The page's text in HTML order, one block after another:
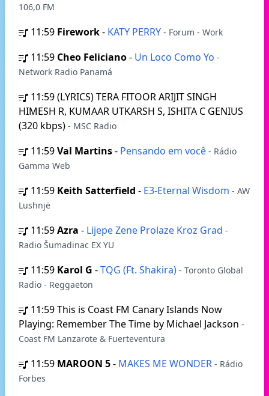
106,0 FM
11:59 Firework- KATY PERRY - Forum - Work
11:59 Cheo Feliciano- Un Loco Como Yo -
Network Radio Panamá
11:59(LYRICS) TERA FITOOR ARIJIT SINGH
HIMESH R, KUMAAR UTKARSH S, ISHITA C GENIUS
(320 kbps) - MSC Radio
11:59Val Martins- Pensando em você - Rádio
Gamma Web
11:59 Keith Satterfield - E3-Eternal Wisdom - AW
Lushnjë
11:59Azra - Lijepe Zene Prolaze Kroz Grad -
Radio Šumadinac EX YU
11:59 Karol G -TQG (Ft. Shakira) - Toronto Global
Radio - Reggaeton
11:59This is Coast FM Canary Islands Now
Playing: Remember The Time by Michael Jackson -
Coast FM Lanzarote & Fuerteventura
11:59 MAROON 5- MAKES ME WONDER - Rádio
Forbes